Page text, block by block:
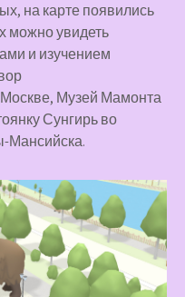
на карте появились
можно увидеть
и изучением
Москве, Музей Мамонта
Сунгирь во
Мансийска.